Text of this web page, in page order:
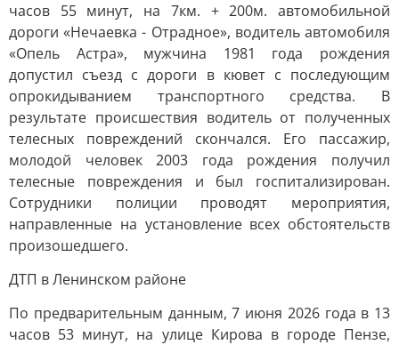
часов 55 минут, на 7км. + 200м. автомобильной
дороги «Нечаевка - Отрадное», водитель автомобиля
«Опель Астра», мужчина 1981 года рождения
допустил съезд с дороги в кювет с последующим
опрокидыванием транспортного средства. В
результате происшествия водитель от полученных
телесных повреждений скончался. Его пассажир,
молодой человек 2003 года рождения получил
телесные повреждения и был госпитализирован.
Сотрудники полиции проводят мероприятия,
направленные на установление всех обстоятельств
произошедшего.
ДТП в Ленинском районе
По предварительным данным, 7 июня 2026 года в 13
часов 53 минут, на улице Кирова в городе Пензе,